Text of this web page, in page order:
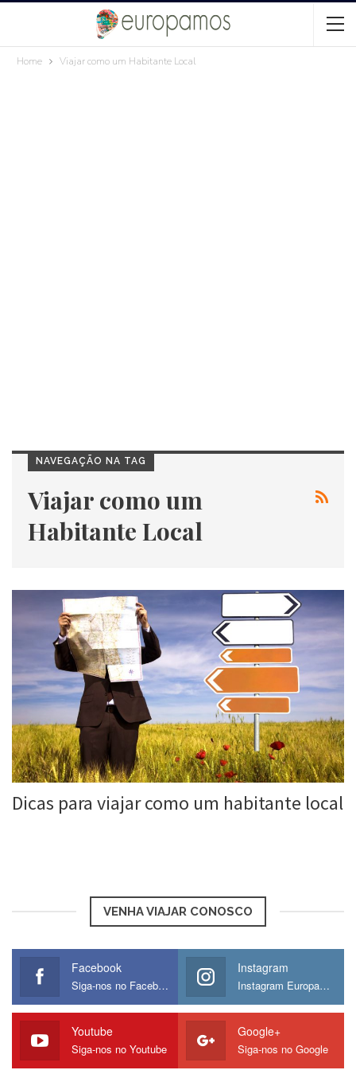
Home Viajar como um Habitante Local
NAVEGAÇÃO NA TAG
Viajar como um
Habitante Local
Dicas para viajar como um habitante local
VENHA VIAJAR CONOSCO
Facebook
Siga-nos no Facebook
Instagram
Instagram Europamos
Youtube
Siga-nos no Youtube
Google+
Siga-nos no Google